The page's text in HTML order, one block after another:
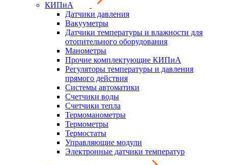
КИПиА
Датчики давления
Вакууметры
Датчики температуры и влажности для
отопительного оборудования
Манометры
Прочие комплектующие КИПиА
Регуляторы температуры и давления
прямого действия
Системы автоматики
Счетчики воды
Счетчики тепла
Термоманометры
Термометры
Термостаты
Управляющие модули
Электронные датчики температур